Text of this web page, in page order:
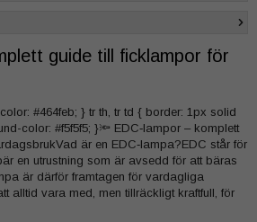
guide till ficklampor för
#464feb; } tr th, tr td { border: 1px solid
color: #f5f5f5; }🔦 EDC‑lampor – komplett
är en EDC‑lampa?EDC står för
en utrustning som är avsedd för att bäras
är därför framtagen för vardagliga
alltid vara med, men tillräckligt kraftfull, för